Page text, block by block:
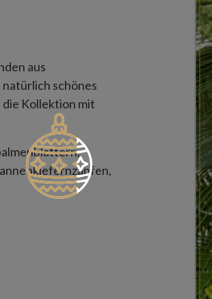
aus
schönes
Kollektion mit